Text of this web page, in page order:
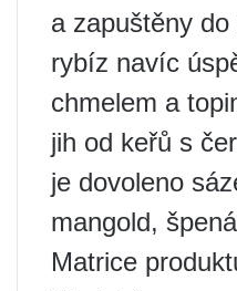
a zapuštěny
rybíz navíc
chmelem a
jih od keřů s
je dovoleno
mangold,
Matrice